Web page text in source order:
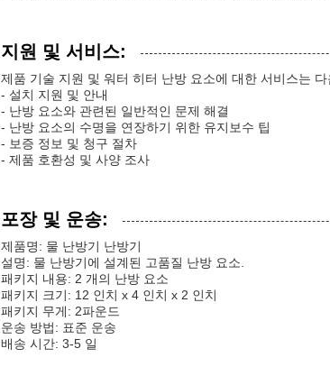
지원 및 서비스:
제품 기술 지원 및 워터 히터 난방 요소에 대한 서비스는 다
- 설치 지원 및 안내
- 난방 요소와 관련된 일반적인 문제 해결
- 난방 요소의 수명을 연장하기 위한 유지보수 팁
- 보증 정보 및 청구 절차
- 제품 호환성 및 사양 조사
포장 및 운송:
제품명: 물 난방기 난방기
설명: 물 난방기에 설계된 고품질 난방 요소.
패키지 내용: 2 개의 난방 요소
패키지 크기: 12 인치 x 4 인치 x 2 인치
패키지 무게: 2파운드
운송 방법: 표준 운송
배송 시간: 3-5 일